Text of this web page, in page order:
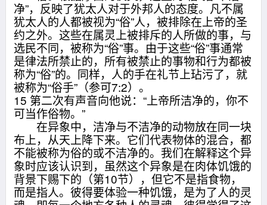
净”，反映了犹太人对于外邦人的态度。凡不属
犹太人的人都被视为“俗”人，被排除在上帝的圣
约之外。这些在属灵上被排斥的人所做的事，与
选民不同，被称为“俗”事。由于这些“俗”事通常
是律法所禁止的，所有被禁止的事物和行为都被
称为“俗”的。同样，人的手在礼节上玷污了，就
被称为“俗手”（参可7:2）。
15 第二次有声音向他说：“上帝所洁净的，你不
可当作俗物。”
在异象中，洁净与不洁净的动物放在同一块
布上，从天上降下来。它们代表物体的混合，都
不能被称为俗的或不洁净的。我们在解释这个异
象时应该认识到，虽然这个异象是在肉体饥饿的
背景下赐下的（第10节），但它不是指食物，
而是指人。彼得要体验一种饥饿，是为了人的灵